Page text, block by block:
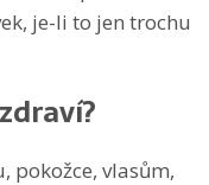
je-li to jen trochu
pokožce, vlasům,